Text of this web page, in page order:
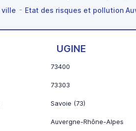
ville Etat des risques et pollution
UGINE
73400
73303
Savoie (73)
Auvergne-Rhône-Alpes